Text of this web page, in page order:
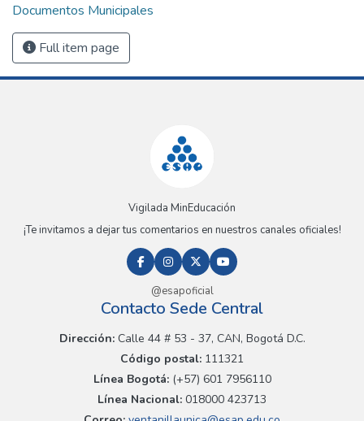
Documentos Municipales
Full item page
Vigilada MinEducación
¡Te invitamos a dejar tus comentarios en nuestros canales oficiales!
@esapoficial
Contacto Sede Central
Dirección:Calle 44 # 53 - 37, CAN, Bogotá D.C.
Código postal: 111321
Línea Bogotá:(+57) 601 7956110
Línea Nacional: 018000 423713